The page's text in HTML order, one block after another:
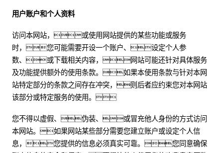
用户账户和个人资料
访问本网站，或使用网站提供的某些功能或服务
时，您可能需要开设一个账户、设定个人参
数、或下载相关内容，网站可能还针对具体服务
及功能提供额外的使用条款。如果本使用条款与针对本网
站特定部分的条款之间存在冲突，则后者应约束您对本网站
该部分或特定服务的使用。
您不得以虚假、伪装、或冒充他人身份的方式访问
本网站。如果网站某些部分需要您建立账户或设定个人信
息，您提供的信息必须真实可靠。您同意确保